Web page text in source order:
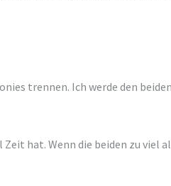
trennen. Ich werde den
hat. Wenn die beiden zu viel